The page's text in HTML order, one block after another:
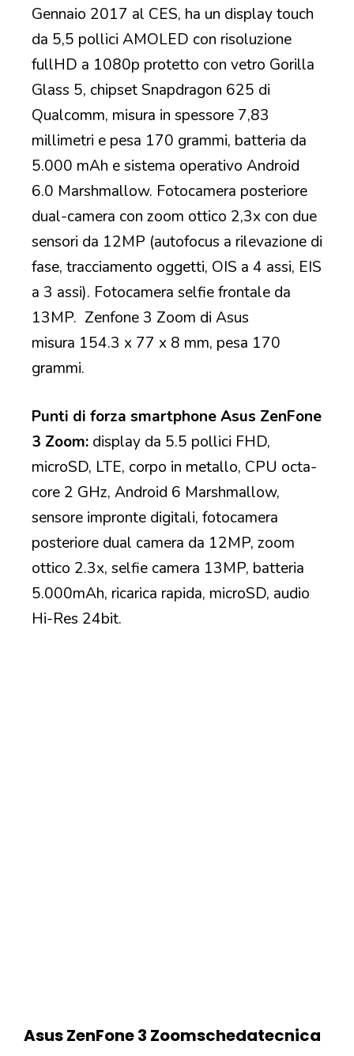
Gennaio 2017 al CES, ha un display touch
da 5,5 pollici AMOLED con risoluzione
fullHD a 1080p protetto con vetro Gorilla
Glass 5, chipset Snapdragon 625 di
Qualcomm, misura in spessore 7,83
millimetri e pesa 170 grammi, batteria da
5.000 mAh e sistema operativo Android
6.0 Marshmallow. Fotocamera posteriore
dual-camera con zoom ottico 2,3x con due
sensori da 12MP (autofocus a rilevazione di
fase, tracciamento oggetti, OIS a 4 assi, EIS
a 3 assi). Fotocamera selfie frontale da
13MP. Zenfone 3 Zoom di Asus
misura 154.3 x 77 x 8 mm, pesa 170
grammi.
Punti di forza smartphone Asus ZenFone
3 Zoom: display da 5.5 pollici FHD,
microSD, LTE, corpo in metallo, CPU octa-
core 2 GHz, Android 6 Marshmallow,
sensore impronte digitali, fotocamera
posteriore dual camera da 12MP, zoom
ottico 2.3x, selfie camera 13MP, batteria
5.000mAh, ricarica rapida, microSD, audio
Hi-Res 24bit.
Asus ZenFone 3 Zoomschedatecnica